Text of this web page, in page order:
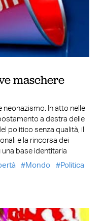
maschere
In atto nelle
a destra delle
politico senza qualità, il
e la rincorsa dei
base identitaria
Mondo
Politica